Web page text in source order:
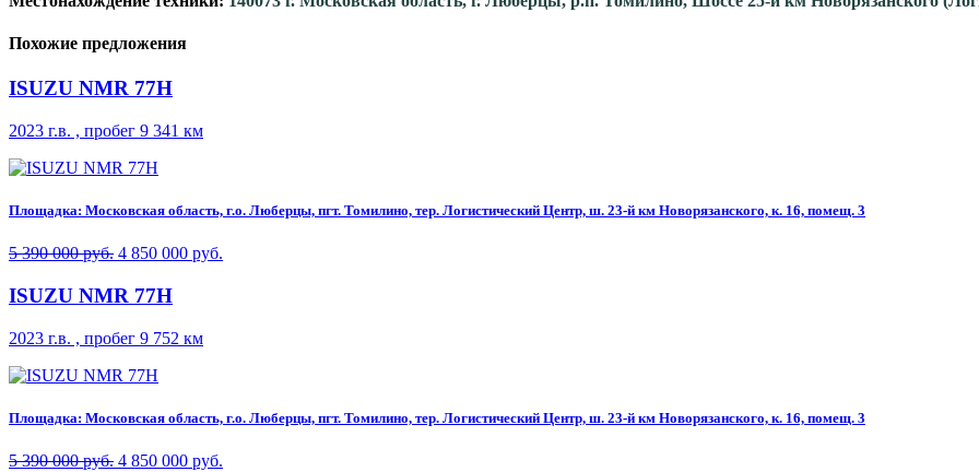
Похожие предложения
ISUZU NMR 77H
2023 г.в. , пробег 9 341 км
Площадка: Московская область, г.о. Люберцы, пгт. Томилино, тер. Логистический Центр, ш. 23-й км Новорязанского, к. 16, помещ. 3
5 390 000 руб. 4 850 000 руб.
ISUZU NMR 77H
2023 г.в. , пробег 9 752 км
Площадка: Московская область, г.о. Люберцы, пгт. Томилино, тер. Логистический Центр, ш. 23-й км Новорязанского, к. 16, помещ. 3
5 390 000 руб. 4 850 000 руб.